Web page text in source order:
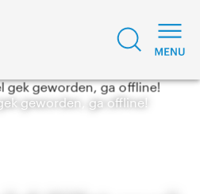
geworden, ga offline!